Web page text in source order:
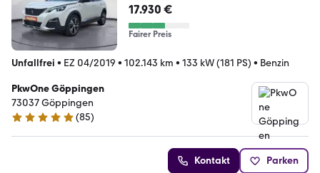
17.930 €
Fairer Preis
Unfallfrei • EZ 04/2019 • 102.143 km • 133 kW (181 PS) • Benzin
PkwOne Göppingen
73037 Göppingen
4.9 Sterne
(85)
Kontakt Parken